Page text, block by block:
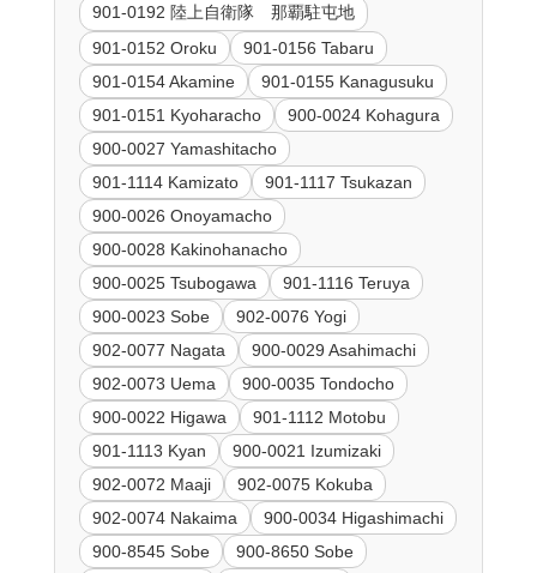
901-0192 陸上自衛隊 那覇駐屯地
901-0152 Oroku
901-0156 Tabaru
901-0154 Akamine
901-0155 Kanagusuku
901-0151 Kyoharacho
900-0024 Kohagura
900-0027 Yamashitacho
901-1114 Kamizato
901-1117 Tsukazan
900-0026 Onoyamacho
900-0028 Kakinohanacho
900-0025 Tsubogawa
901-1116 Teruya
900-0023 Sobe
902-0076 Yogi
902-0077 Nagata
900-0029 Asahimachi
902-0073 Uema
900-0035 Tondocho
900-0022 Higawa
901-1112 Motobu
901-1113 Kyan
900-0021 Izumizaki
902-0072 Maaji
902-0075 Kokuba
902-0074 Nakaima
900-0034 Higashimachi
900-8545 Sobe
900-8650 Sobe